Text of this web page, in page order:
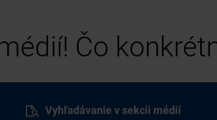
Čo
Vyhľadávanie v sekcii médií